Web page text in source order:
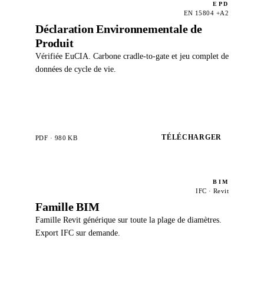
EPD
EN 15804 +A2
Déclaration Environnementale de
Produit
Vérifiée EuCIA. Carbone cradle-to-gate et jeu complet de
données de cycle de vie.
PDF · 980 KB TÉLÉCHARGER
BIM
IFC · Revit
Famille BIM
Famille Revit générique sur toute la plage de diamètres.
Export IFC sur demande.